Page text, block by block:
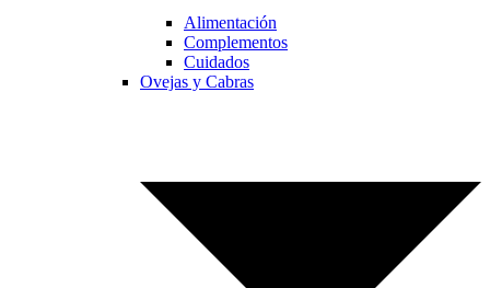
Alimentación
Complementos
Cuidados
Ovejas y Cabras